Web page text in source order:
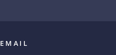
EMAIL